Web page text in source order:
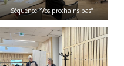
Séquence “Vos prochains pas”